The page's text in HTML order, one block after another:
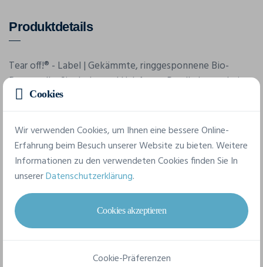
Produktdetails
Tear off!® - Label | Gekämmte, ringgesponnene Bio-
Baumwolle, Single Jersey | Halsferner Rundhalsausschnitt
und Ärmel mit Rollsaum
Merkmale
Marke
James & Nicholson
Referenz
8002
Cookies
Wir verwenden Cookies, um Ihnen eine bessere Online-
Erfahrung beim Besuch unserer Website zu bieten. Weitere
Informationen zu den verwendeten Cookies finden Sie In
unsererDatenschutzerklärung.
Cookies akzeptieren
Cookie-Präferenzen